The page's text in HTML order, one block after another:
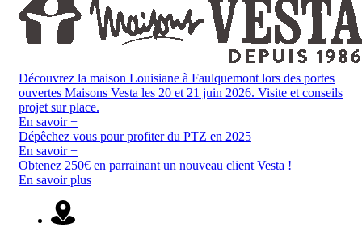
Découvrez la maison Louisiane à Faulquemont lors des portes
ouvertes Maisons Vesta les 20 et 21 juin 2026. Visite et conseils
projet sur place.
En savoir +
Dépêchez vous pour profiter du PTZ en 2025
En savoir +
Obtenez 250€ en parrainant un nouveau client Vesta !
En savoir plus